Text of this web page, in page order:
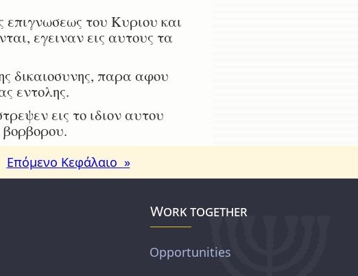
του Κυριου και
εγειναν εις αυτους τα
δικαιοσυνης, παρα αφου
εντολης.
εις το ιδιον αυτου
βορβορου.
Επόμενο Κεφάλαιο »
Work together
Opportunities